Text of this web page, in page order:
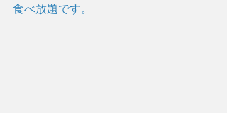
食べ放題です。